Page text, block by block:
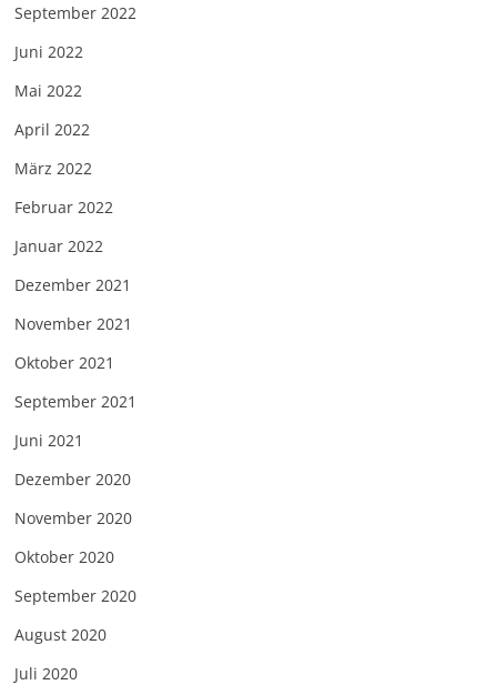
September 2022
Juni 2022
Mai 2022
April 2022
März 2022
Februar 2022
Januar 2022
Dezember 2021
November 2021
Oktober 2021
September 2021
Juni 2021
Dezember 2020
November 2020
Oktober 2020
September 2020
August 2020
Juli 2020